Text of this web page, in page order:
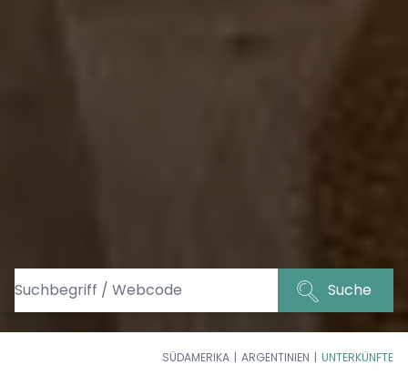
Suche
SÜDAMERIKA ARGENTINIEN UNTERKÜNFTE